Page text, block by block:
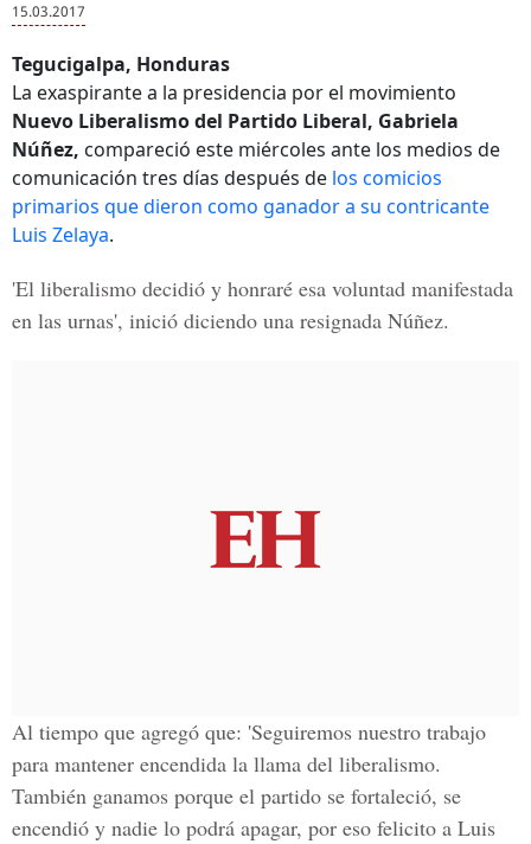
15.03.2017
Tegucigalpa, Honduras
La exaspirante a la presidencia por el movimiento
Nuevo Liberalismo del Partido Liberal, Gabriela
Núñez, compareció este miércoles ante los medios de
comunicación tres días después de los comicios
primarios que dieron como ganador a su contricante
Luis Zelaya.
'El liberalismo decidió y honraré esa voluntad manifestada
en las urnas', inició diciendo una resignada Núñez.
Al tiempo que agregó que: 'Seguiremos nuestro trabajo
para mantener encendida la llama del liberalismo.
También ganamos porque el partido se fortaleció, se
encendió y nadie lo podrá apagar, por eso felicito a Luis